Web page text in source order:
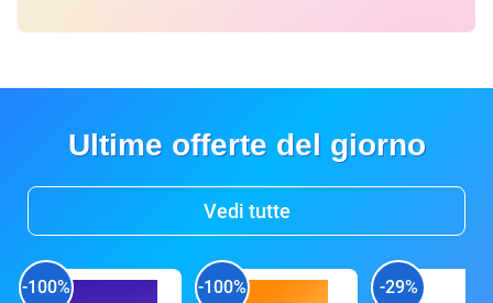
Ultime offerte del giorno
Vedi tutte
-100% -100% -29%